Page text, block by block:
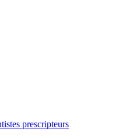
prescripteurs